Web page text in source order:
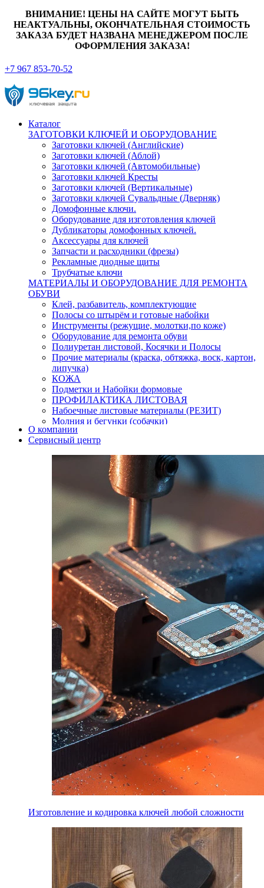
ВНИМАНИЕ! ЦЕНЫ НА САЙТЕ МОГУТ БЫТЬ
НЕАКТУАЛЬНЫ, ОКОНЧАТЕЛЬНАЯ СТОИМОСТЬ
ЗАКАЗА БУДЕТ НАЗВАНА МЕНЕДЖЕРОМ ПОСЛЕ
ОФОРМЛЕНИЯ ЗАКАЗА!
+7 967 853-70-52
Каталог
ЗАГОТОВКИ КЛЮЧЕЙ И ОБОРУДОВАНИЕ
Заготовки ключей (Английские)
Заготовки ключей (Аблой)
Заготовки ключей (Автомобильные)
Заготовки ключей Кресты
Заготовки ключей (Вертикальные)
Заготовки ключей Сувальдные (Дверняк)
Домофонные ключи.
Оборудование для изготовления ключей
Дубликаторы домофонных ключей.
Аксессуары для ключей
Запчасти и расходники (фрезы)
Рекламные диодные щиты
Трубчатые ключи
МАТЕРИАЛЫ И ОБОРУДОВАНИЕ ДЛЯ РЕМОНТА
ОБУВИ
Клей, разбавитель, комплектующие
Полосы со штырём и готовые набойки
Инструменты (режущие, молотки,по коже)
Оборудование для ремонта обуви
Полиуретан листовой, Косячки и Полосы
Прочие материалы (краска, обтяжка, воск, картон,
липучка)
КОЖА
Подметки и Набойки формовые
ПРОФИЛАКТИКА ЛИСТОВАЯ
Набоечные листовые материалы (РЕЗИТ)
Молния и бегунки (собачки)
Нитки,иглы-шило,крючки.
Уход и косметика для обуви
Кнопки (магнитые,кобурные)
Пряжки для ремня
О компании
Сервисный центр
Изготовление и кодировка ключей любой сложности